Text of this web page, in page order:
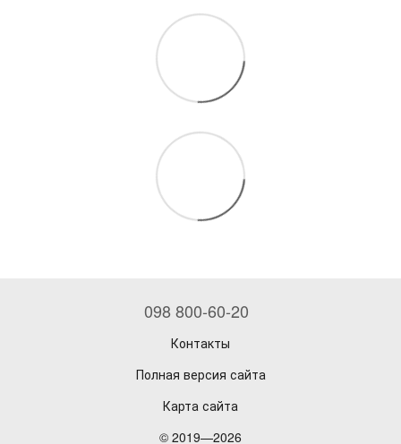
098 800-60-20
Контакты
Полная версия сайта
Карта сайта
© 2019—2026